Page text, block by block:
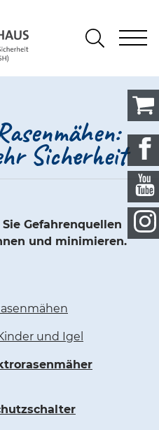
und
Suchen
Sicherheit
Gefahrenquellen
und minimieren.
und Igel